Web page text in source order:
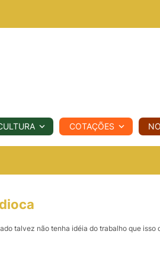
AGROTEMPO REGIONAL
COTAÇÕES
talvez não tenha idéia do trabalho que isso